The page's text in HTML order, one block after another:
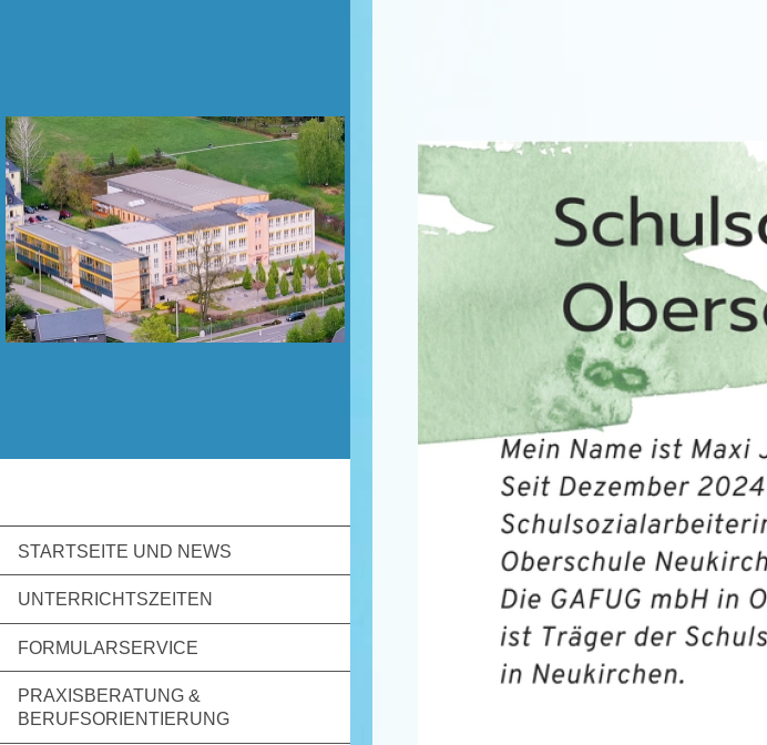
STARTSEITE UND NEWS
UNTERRICHTSZEITEN
FORMULARSERVICE
PRAXISBERATUNG &
BERUFSORIENTIERUNG